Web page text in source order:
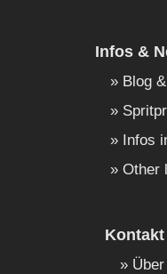
Infos &
Blog
Infos
Other